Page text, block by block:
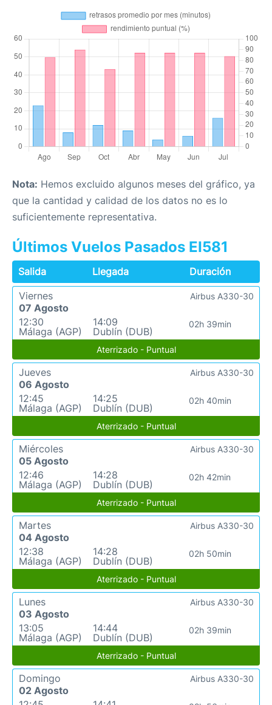
Nota: Hemos excluido algunos meses del gráfico, ya
que la cantidad y calidad de los datos no es lo
suficientemente representativa.
Últimos Vuelos Pasados EI581
Salida Llegada
Duración
Viernes
07 Agosto
12:30
Málaga (AGP)
14:09
Dublín (DUB)
02h 39min
Airbus A330-30
Aterrizado - Puntual
Jueves
06 Agosto
12:45
Málaga (AGP)
14:25
Dublín (DUB)
02h 40min
Airbus A330-30
Aterrizado - Puntual
Miércoles
05 Agosto
12:46
Málaga (AGP)
14:28
Dublín (DUB)
02h 42min
Airbus A330-30
Aterrizado - Puntual
Martes
04 Agosto
12:38
Málaga (AGP)
14:28
Dublín (DUB)
02h 50min
Airbus A330-30
Aterrizado - Puntual
Lunes
03 Agosto
13:05
Málaga (AGP)
14:44
Dublín (DUB)
02h 39min
Airbus A330-30
Aterrizado - Puntual
Domingo
02 Agosto
Airbus A330-30